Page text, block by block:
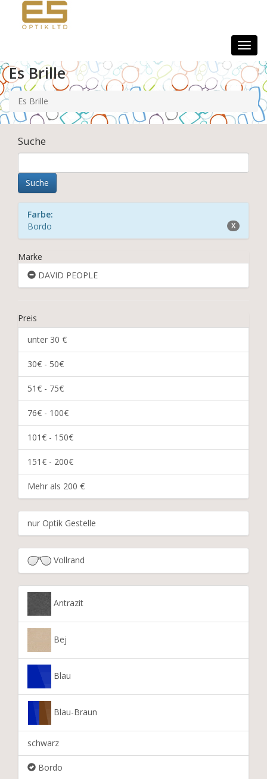
Es Brille
Es Brille
Suche
Farbe:
Bordo
X
Marke
DAVID PEOPLE
Preis
unter 30 €
30€ - 50€
51€ - 75€
76€ - 100€
101€ - 150€
151€ - 200€
Mehr als 200 €
nur Optik Gestelle
Vollrand
Antrazit
Bej
Blau
Blau-Braun
schwarz
Bordo